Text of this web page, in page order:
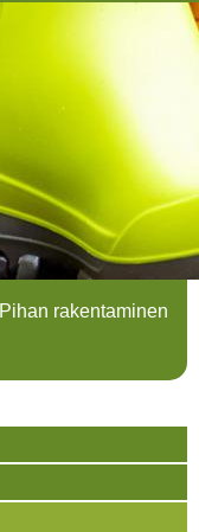
Pihan rakentaminen